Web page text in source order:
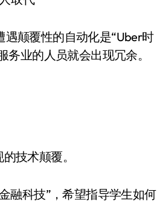
遇颠覆性的自动化是“Uber时
业的人员就会出现冗余。
技术颠覆。
融科技”，希望指导学生如何